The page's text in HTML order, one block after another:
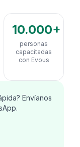
10.000+
personas
capacitadas
con Evous
Envíanos